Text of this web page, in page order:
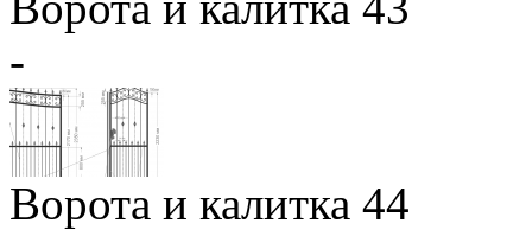
-
Ворота и калитка 44